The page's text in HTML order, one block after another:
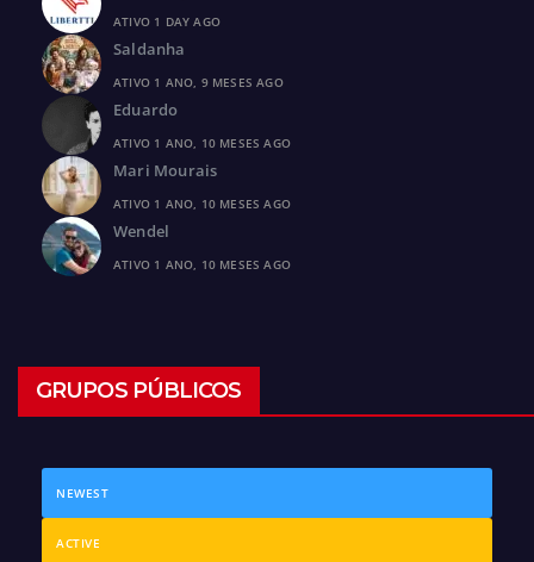
ATIVO 1 DAY AGO
Saldanha
ATIVO 1 ANO, 9 MESES AGO
Eduardo
ATIVO 1 ANO, 10 MESES AGO
Mari Mourais
ATIVO 1 ANO, 10 MESES AGO
Wendel
ATIVO 1 ANO, 10 MESES AGO
GRUPOS PÚBLICOS
NEWEST
ACTIVE